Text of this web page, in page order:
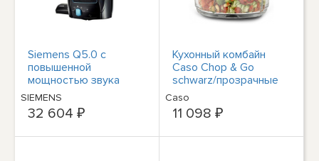
Siemens Q5.0 с
повышенной
мощностью звука
VSQ5X1230 -
Staubsaug
SIEMENS
32 604 ₽
Кухонный комбайн
Caso Chop & Go
schwarz/прозрачные
кабели для нарезки
мяса мощностью 200
Вт
Caso
11 098 ₽